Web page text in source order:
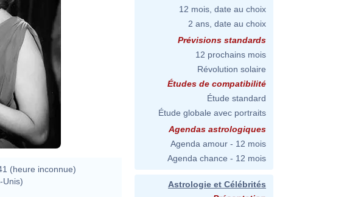
(heure inconnue)
Unis)
12 mois, date au choix
2 ans, date au choix
Prévisions standards
12 prochains mois
Révolution solaire
Études de compatibilité
Étude standard
Étude globale avec portraits
Agendas astrologiques
Agenda amour - 12 mois
Agenda chance - 12 mois
Astrologie et Célébrités